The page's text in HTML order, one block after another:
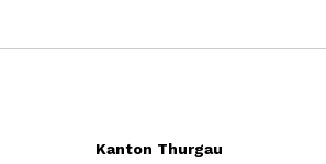
Kanton Thurgau